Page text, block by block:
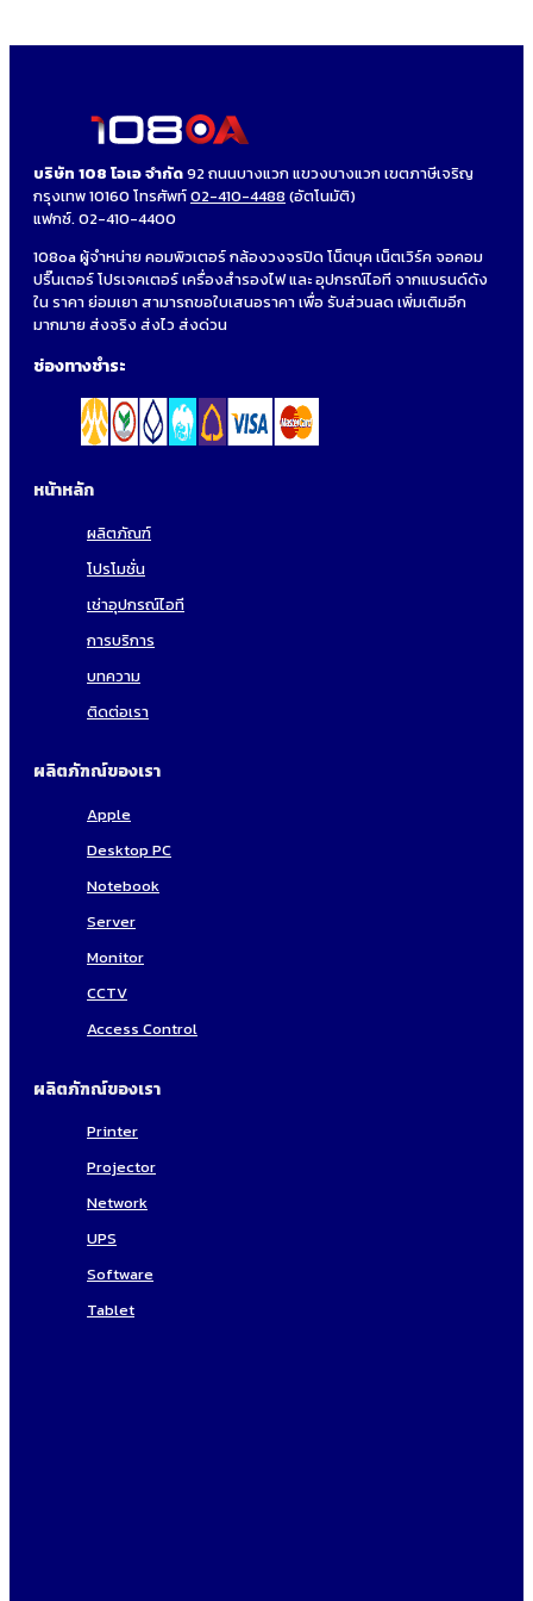
บริษัท 108 โอเอ จำกัด92 ถนนบางแวก แขวงบางแวก เขตภาษีเจริญ
กรุงเทพ 10160 โทรศัพท์02-410-4488 (อัตโนมัติ)
แฟกซ์. 02-410-4400
108oa ผู้จำหน่าย คอมพิวเตอร์ กล้องวงจรปิด โน็ตบุค เน็ตเวิร์ค จอคอม
ปริ๊นเตอร์ โปรเจคเตอร์ เครื่องสำรองไฟ และ อุปกรณ์ไอที จากแบรนด์ดัง
ใน ราคา ย่อมเยา สามารถขอใบเสนอราคา เพื่อ รับส่วนลด เพิ่มเติมอีก
มากมาย ส่งจริง ส่งไว ส่งด่วน
ช่องทางชำระ
หน้าหลัก
ผลิตภัณฑ์
โปรโมชั่น
เช่าอุปกรณ์ไอที
การบริการ
บทความ
ติดต่อเรา
ผลิตภัฑณ์ของเรา
Apple
Desktop PC
Notebook
Server
Monitor
CCTV
Access Control
ผลิตภัฑณ์ของเรา
Printer
Projector
Network
UPS
Software
Tablet